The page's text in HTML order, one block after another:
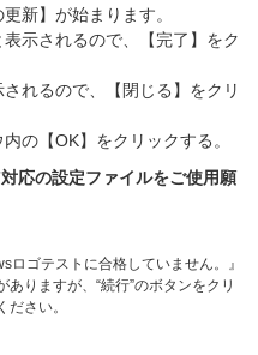
新】が始まります。
示されるので、【完了】をク
れるので、【閉じる】をクリ
の【OK】をクリックする。
応の設定ファイルをご使用願
ロゴテストに合格していません。』
りますが、“続行”のボタンをクリ
さい。